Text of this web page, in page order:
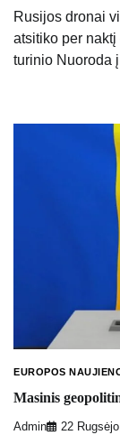
Rusijos dronai
atsitiko per naktį
turinio Nuoroda
EUROPOS
Masinis
Admin 22